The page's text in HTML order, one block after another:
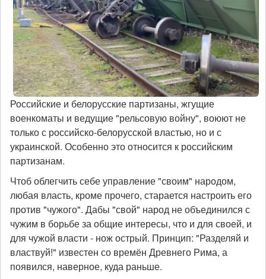
Российские и белорусские партизаны, жгущие
военкоматы и ведущие "рельсовую войну", воюют не
только с российско-белорусской властью, но и с
украинской. Особенно это относится к российским
партизанам.
Чтоб облегчить себе управление "своим" народом,
любая власть, кроме прочего, старается настроить его
против "чужого". Дабы "свой" народ не объединился с
чужим в борьбе за общие интересы, что и для своей, и
для чужой власти - нож острый. Принцип: "Разделяй и
властвуй!" известен со времён Древнего Рима, а
появился, наверное, куда раньше.